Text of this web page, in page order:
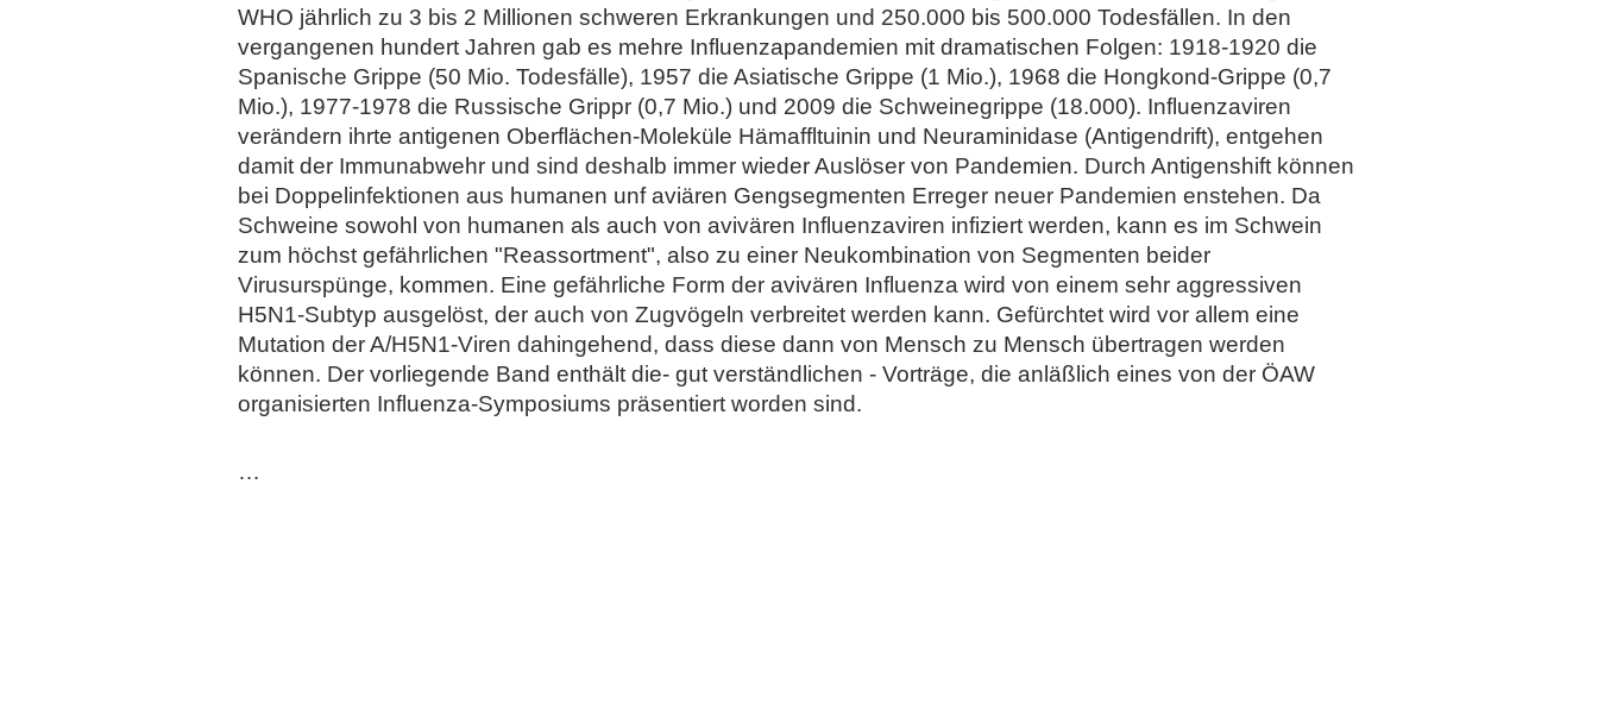
WHO jährlich zu 3 bis 2 Millionen schweren Erkrankungen und 250.000 bis 500.000 Todesfällen. In den
vergangenen hundert Jahren gab es mehre Influenzapandemien mit dramatischen Folgen: 1918-1920 die
Spanische Grippe (50 Mio. Todesfälle), 1957 die Asiatische Grippe (1 Mio.), 1968 die Hongkond-Grippe (0,7
Mio.), 1977-1978 die Russische Grippr (0,7 Mio.) und 2009 die Schweinegrippe (18.000). Influenzaviren
verändern ihrte antigenen Oberflächen-Moleküle Hämaffltuinin und Neuraminidase (Antigendrift), entgehen
damit der Immunabwehr und sind deshalb immer wieder Auslöser von Pandemien. Durch Antigenshift können
bei Doppelinfektionen aus humanen unf aviären Gengsegmenten Erreger neuer Pandemien enstehen. Da
Schweine sowohl von humanen als auch von avivären Influenzaviren infiziert werden, kann es im Schwein
zum höchst gefährlichen "Reassortment", also zu einer Neukombination von Segmenten beider
Virusurspünge, kommen. Eine gefährliche Form der avivären Influenza wird von einem sehr aggressiven
H5N1-Subtyp ausgelöst, der auch von Zugvögeln verbreitet werden kann. Gefürchtet wird vor allem eine
Mutation der A/H5N1-Viren dahingehend, dass diese dann von Mensch zu Mensch übertragen werden
können. Der vorliegende Band enthält die- gut verständlichen - Vorträge, die anläßlich eines von der ÖAW
organisierten Influenza-Symposiums präsentiert worden sind.
…